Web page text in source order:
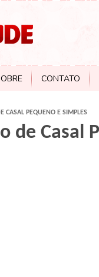
CONTATO
CASAL PEQUENO E SIMPLES
de Casal